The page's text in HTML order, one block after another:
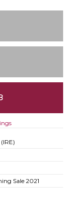
Sale 2021